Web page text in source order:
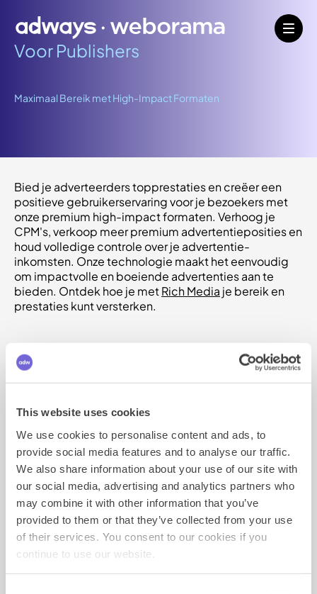
This website uses cookies
We use cookies to personalise content and ads, to
provide social media features and to analyse our traffic.
We also share information about your use of our site with
our social media, advertising and analytics partners who
may combine it with other information that you’ve
provided to them or that they’ve collected from your use
of their services. You consent to our cookies if you
continue to use our website.
Voor Publishers
Maximaal Bereik met High-Impact Formaten
Bied je adverteerders topprestaties en creëer een
positieve gebruikerservaring voor je bezoekers met
onze premium high-impact formaten. Verhoog je
CPM's, verkoop meer premium advertentieposities en
houd volledige controle over je advertentie-
inkomsten. Onze technologie maakt het eenvoudig
om impactvolle en boeiende advertenties aan te
bieden. Ontdek hoe je metRich Media je bereik en
prestaties kunt versterken.
Showcase
Mobile Desktop Video
Bekijk Benchmarks